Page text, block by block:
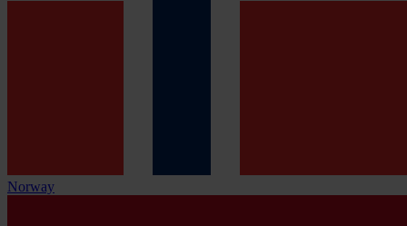
Norway